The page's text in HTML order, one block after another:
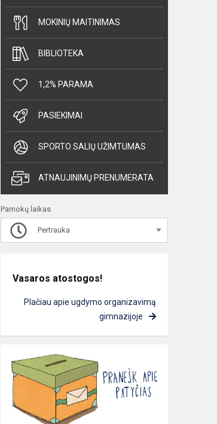
MOKINIŲ MAITINIMAS
BIBLIOTEKA
1,2% PARAMA
PASIEKIMAI
SPORTO SALIŲ UŽIMTUMAS
ATNAUJINIMŲ PRENUMERATA
Pamokų laikas
Pertrauka
Vasaros atostogos!
Plačiau apie ugdymo organizavimą
gimnazijoje